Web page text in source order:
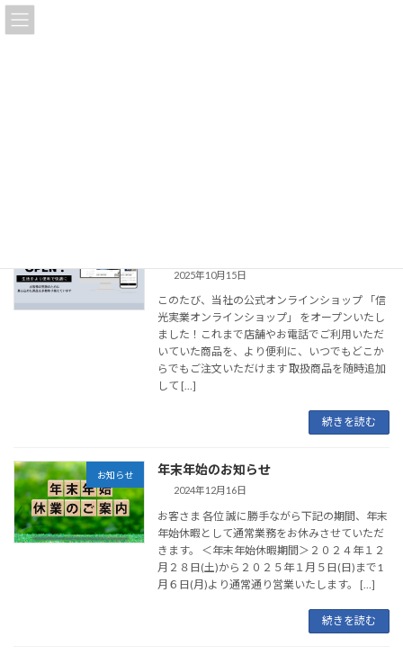
コ
ン
ナ
ビ
2025年10月15日
このたび、当社の公式オンラインショップ 「信
光実業オンラインショップ」 をオープンいたし
ました！これまで店舗やお電話でご利用いただ
いていた商品を、より便利に、いつでもどこか
らでもご注文いただけます 取扱商品を随時追加
して […]
続きを読む
お知らせ 年末年始のお知らせ
2024年12月16日
お客さま 各位 誠に勝手ながら下記の期間、年末
年始休暇として通常業務をお休みさせていただ
きます。 ＜年末年始休暇期間＞２０２４年１２
月２８日(土)から２０２５年１月５日(日)まで1
月６日(月)より通常通り営業いたします。 […]
続きを読む